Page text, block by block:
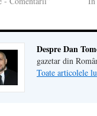
Despre Dan
gazetar din
Toate articolele